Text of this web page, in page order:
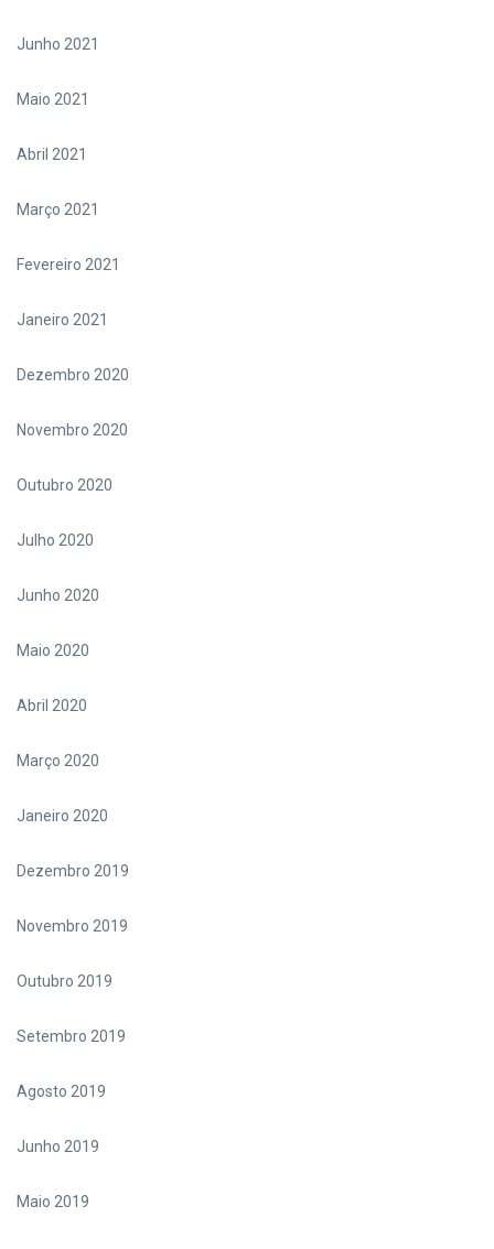
Junho 2021
Maio 2021
Abril 2021
Março 2021
Fevereiro 2021
Janeiro 2021
Dezembro 2020
Novembro 2020
Outubro 2020
Julho 2020
Junho 2020
Maio 2020
Abril 2020
Março 2020
Janeiro 2020
Dezembro 2019
Novembro 2019
Outubro 2019
Setembro 2019
Agosto 2019
Junho 2019
Maio 2019